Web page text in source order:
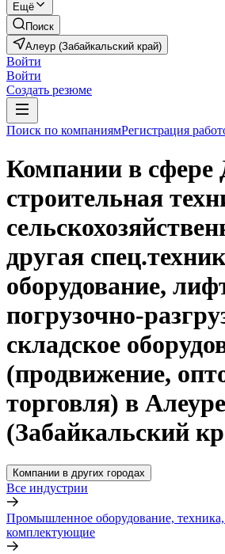
Ещё
Поиск
Алеур (Забайкальский край)
Войти
Войти
Создать резюме
Поиск по компаниямРегистрация
Компании в сфере
строительная
другая
оборудование,
погрузочно-
складское
(продвижение,
торговля) в Алеуре
(Забайкальский
Компании в других городах
Все индустрии
Промышленное оборудование,
комплектующие